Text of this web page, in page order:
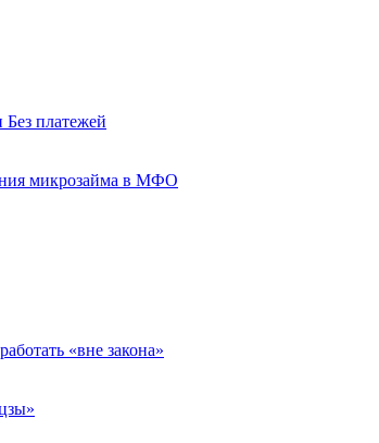
платежей
микрозайма в МФО
«вне закона»